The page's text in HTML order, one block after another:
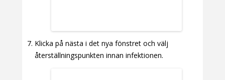
Klicka på nästa i det nya fönstret och välj
återställningspunkten innan infektionen.